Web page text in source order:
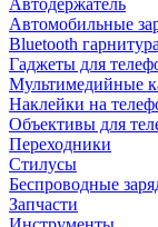
Автодержатель
Автомобильные
Bluetooth гарнитура
Гаджеты для
Мультимедийные
Наклейки на
Объективы для
Переходники
Стилусы
Беспроводные
Запчасти